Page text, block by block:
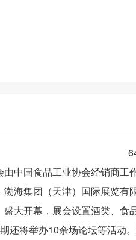
中国食品工业协会经销商
海集团（天津）国际展览
大开幕，展会设置酒类、
还将举办10余场论坛等活动